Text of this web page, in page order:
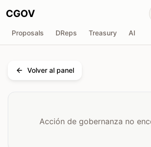
CGOV
Proposals DReps Treasury AI
Volver al panel
Acción de gobernanza no